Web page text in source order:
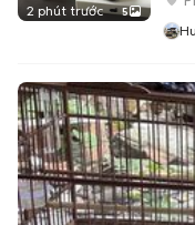
2 phút trước 5